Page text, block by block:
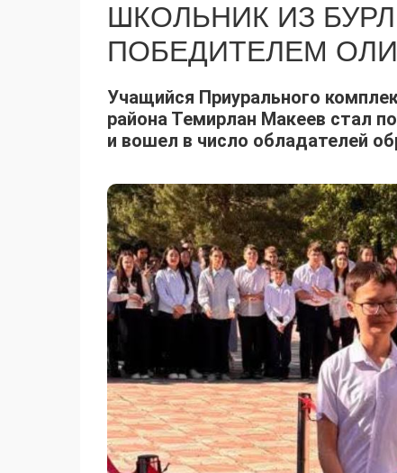
ШКОЛЬНИК ИЗ
ПОБЕДИТЕЛЕМ
Учащийся Приурального
района Темирлан Макеев стал
и вошел в число обладателей